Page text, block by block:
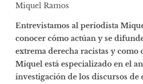
Miquel Ramos
Entrevistamos al periodista
conocer cómo actúan y se
extrema derecha racistas y como
Miquel está especializado en el
investigación de los discursos de